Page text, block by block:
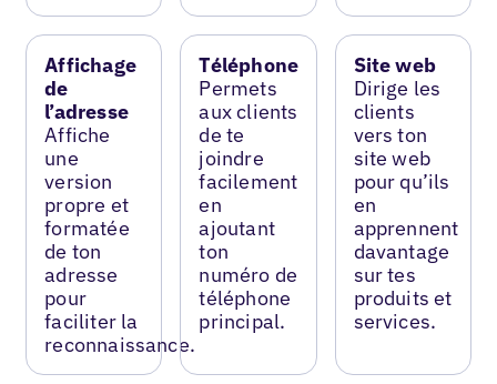
Affichage
de
l’adresse
Affiche
une
version
propre et
formatée
de ton
adresse
pour
faciliter la
reconnaissance.
Téléphone
Permets
aux clients
de te
joindre
facilement
en
ajoutant
ton
numéro de
téléphone
principal.
Site web
Dirige les
clients
vers ton
site web
pour qu’ils
en
apprennent
davantage
sur tes
produits et
services.